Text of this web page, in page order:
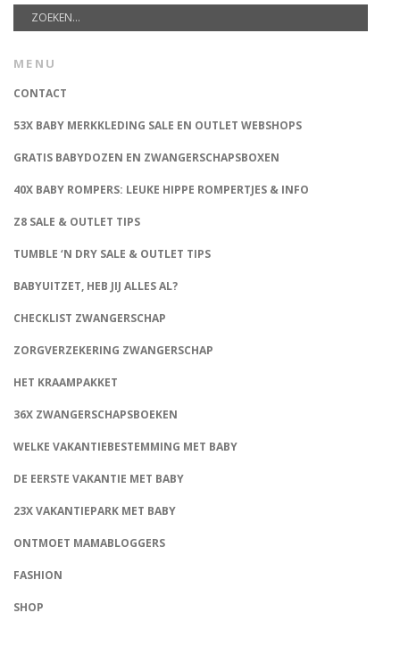
MENU
CONTACT
53X BABY MERKKLEDING SALE EN OUTLET WEBSHOPS
GRATIS BABYDOZEN EN ZWANGERSCHAPSBOXEN
40X BABY ROMPERS: LEUKE HIPPE ROMPERTJES & INFO
Z8 SALE & OUTLET TIPS
TUMBLE ‘N DRY SALE & OUTLET TIPS
BABYUITZET, HEB JIJ ALLES AL?
CHECKLIST ZWANGERSCHAP
ZORGVERZEKERING ZWANGERSCHAP
HET KRAAMPAKKET
36X ZWANGERSCHAPSBOEKEN
WELKE VAKANTIEBESTEMMING MET BABY
DE EERSTE VAKANTIE MET BABY
23X VAKANTIEPARK MET BABY
ONTMOET MAMABLOGGERS
FASHION
SHOP